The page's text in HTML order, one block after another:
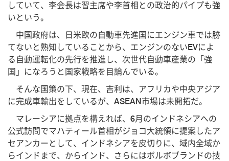
していて、李会長は習主席や李首相との政治的パイプも強
いという。
中国政府は、日米欧の自動車先進国にエンジン車では勝
てないと熟知していることから、エンジンのないEVによ
る自動運転化の先行を推進し、次世代自動車産業の「強
国」になろうと国家戦略を目論んでいる。
そんな国策の下、現在、吉利は、アフリカや中央アジア
に完成車輸出をしているが、ASEAN市場は未開拓だ。
マレーシアに拠点を構えれば、6月のインドネシアへの
公式訪問でマハティール首相がジョコ大統領に提案したア
セアンカーとして、インドネシアを皮切りに、域内全域か
らインドまで、からインド、さらにはボルボブランドの技